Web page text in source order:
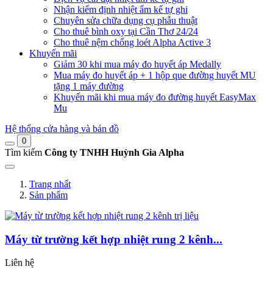
Nhận kiểm định nhiệt ẩm kế tự ghi
Chuyên sửa chữa dụng cụ phẫu thuật
Cho thuê bình oxy tại Cần Thơ 24/24
Cho thuê nệm chống loét Alpha Active 3
Khuyến mãi
Giảm 30 khi mua máy đo huyết áp Medally
Mua máy đo huyết áp + 1 hộp que đường huyết MU
tặng 1 máy đường
Khuyến mãi khi mua máy đo đường huyết EasyMax
Mu
Hệ thống cửa hàng và bản đồ
0
Tìm kiếm Công ty TNHH Huỳnh Gia Alpha
Trang nhất
Sản phẩm
Máy từ trường kết hợp nhiệt rung 2 kênh...
Liên hệ